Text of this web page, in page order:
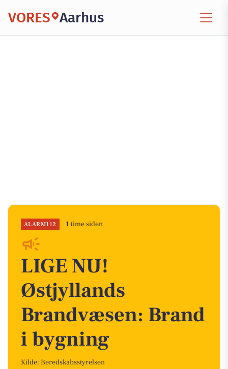
VORES Aarhus
ALARM112 1 time siden
LIGE NU!
Østjyllands
Brandvæsen: Brand
i bygning
Kilde: Beredskabsstyrelsen